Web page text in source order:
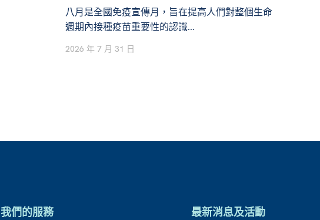
八月是全國免疫宣傳月，旨在提高人們對整個生命
週期內接種疫苗重要性的認識...
2026 年 7 月 31 日
我們的服務
最新消息及活動